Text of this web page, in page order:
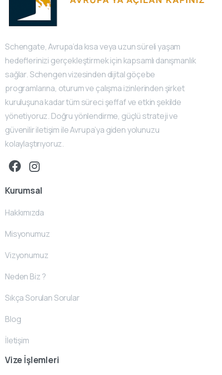
Schengate, Avrupa’da kısa veya uzun süreli yaşam
hedeflerinizi gerçekleştirmek için kapsamlı danışmanlık
sağlar. Schengen vizesinden dijital göçebe
programlarına, oturum ve çalışma izinlerinden şirket
kuruluşuna kadar tüm süreci şeffaf ve etkin şekilde
yönetiyoruz. Doğru yönlendirme, güçlü strateji ve
güvenilir iletişim ile Avrupa’ya giden yolunuzu
kolaylaştırıyoruz.
Kurumsal
Hakkımızda
Misyonumuz
Vizyonumuz
Neden Biz ?
Sıkça Sorulan Sorular
Blog
İletişim
Vize İşlemleri